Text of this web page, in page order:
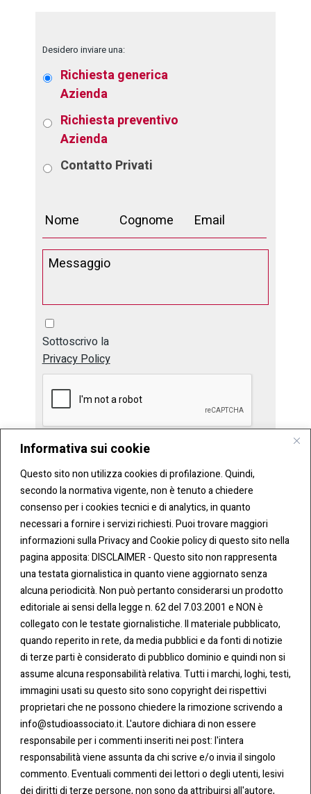
Informativa sui cookie
Questo sito non utilizza cookies di profilazione. Quindi,
secondo la normativa vigente, non è tenuto a chiedere
consenso per i cookies tecnici e di analytics, in quanto
necessari a fornire i servizi richiesti. Puoi trovare maggiori
informazioni sulla Privacy and Cookie policy di questo sito nella
pagina apposita: DISCLAIMER - Questo sito non rappresenta
una testata giornalistica in quanto viene aggiornato senza
alcuna periodicità. Non può pertanto considerarsi un prodotto
editoriale ai sensi della legge n. 62 del 7.03.2001 e NON è
collegato con le testate giornalistiche. Il materiale pubblicato,
quando reperito in rete, da media pubblici e da fonti di notizie
di terze parti è considerato di pubblico dominio e quindi non si
assume alcuna responsabilità relativa. Tutti i marchi, loghi, testi,
immagini usati su questo sito sono copyright dei rispettivi
proprietari che ne possono chiedere la rimozione scrivendo a
info@studioassociato.it. L'autore dichiara di non essere
responsabile per i commenti inseriti nei post: l'intera
responsabilità viene assunta da chi scrive e/o invia il singolo
commento. Eventuali commenti dei lettori o degli utenti, lesivi
dei diritti di terze persone, non sono da attribuirsi all'autore,
Desidero inviare una:
Richiesta generica
Azienda
Richiesta preventivo
Azienda
Contatto Privati
Sottoscrivo la
Privacy Policy
CONT
ATTI
Tel:
0283438.482
Fax:
0283438.483
mail:
info@studioassociato.it
Via
Vittor
COO
KIE &
PRIV
ACY
Cookie
Policy
Privacy
Policy